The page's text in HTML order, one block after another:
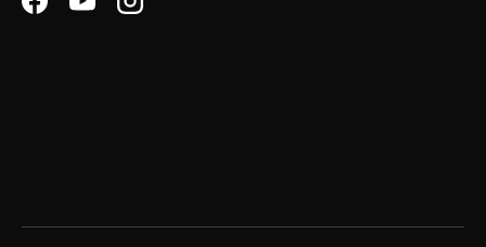
FacebookYouTubeInstagram